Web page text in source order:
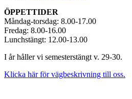
ÖPPETTIDER
Måndag-torsdag: 8.00-17.00
Fredag: 8.00-16.00
Lunchstängt: 12.00-13.00
I år håller vi semesterstängt v. 29-30.
Klicka här för vägbeskrivning till oss.